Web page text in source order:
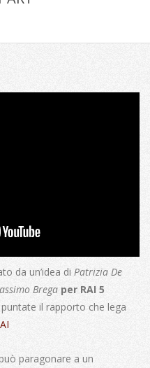
da un’idea di Patrizia De
Brega per RAI 5
il rapporto che lega
paragonare a un